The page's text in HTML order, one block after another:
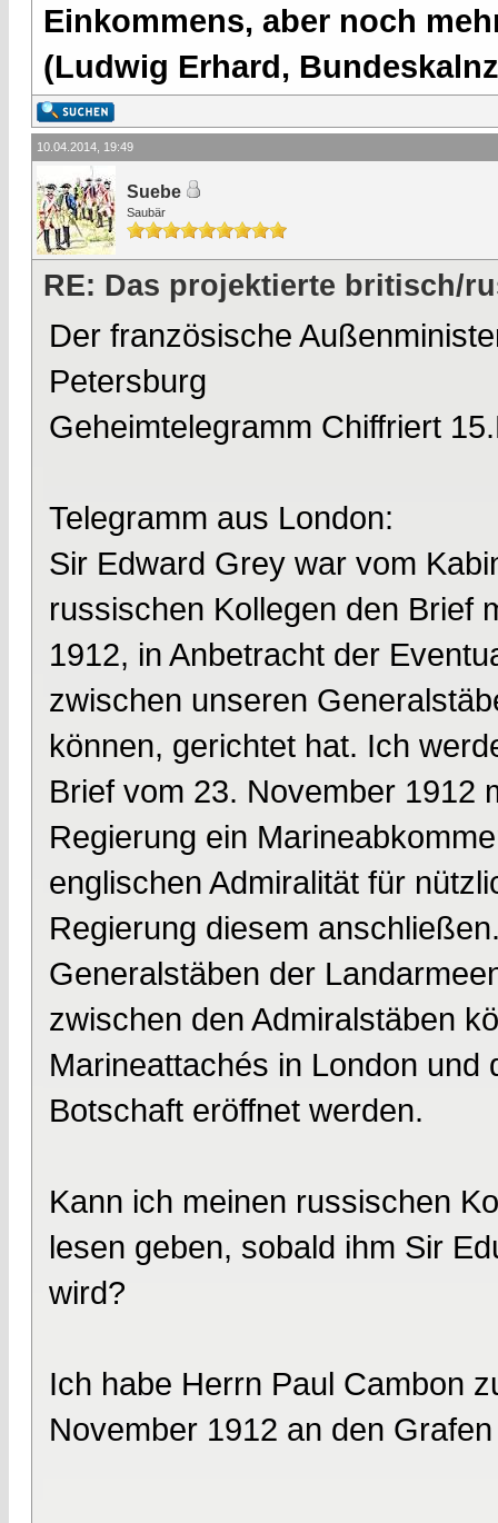
Einkommens, aber noch
(Ludwig Erhard,
10.04.2014, 19:49
Suebe
Saubär
RE: Das projektierte britisch/
Der französische
Petersburg
Geheimtelegramm Chiffriert
Telegramm aus London:
Sir Edward Grey war vom
russischen Kollegen den Brief
1912, in Anbetracht der
zwischen unseren
können, gerichtet hat. Ich
Brief vom 23. November 1912
Regierung ein
englischen Admiralität für
Regierung diesem
Generalstäben der
zwischen den Admiralstäben
Marineattachés in London
Botschaft eröffnet werden.
Kann ich meinen russischen
lesen geben, sobald ihm Sir
wird?
Ich habe Herrn Paul Cambon
November 1912 an den